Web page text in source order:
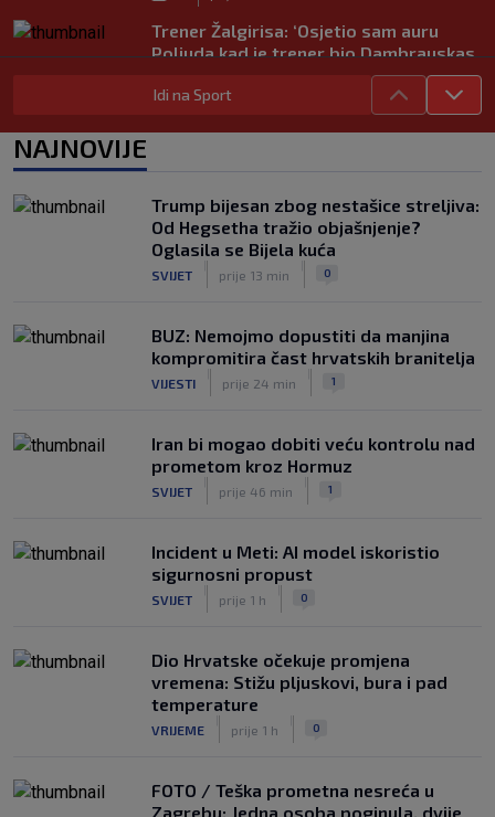
Trener Žalgirisa: ‘Osjetio sam auru
Poljuda kad je trener bio Dambrauskas.
Hajduk danas igra nestabilno’
SK
|
prije 4 h
Vatreni u Cityju sve bolji: ‘Kovačić
SK prije 4 h
Luis Figo žestoko prozvao Infantina:
‘Najniže, najlopovskije i kukavički
sebično ponašanje. Mora otići!’
Idi na Sport
NAJNOVIJE
Trump bijesan zbog nestašice streljiva:
Od Hegsetha tražio objašnjenje?
Oglasila se Bijela kuća
SVIJET prije 13 min 0
BUZ: Nemojmo dopustiti da manjina
kompromitira čast hrvatskih branitelja
VIJESTI prije 24 min 1
Iran bi mogao dobiti veću kontrolu nad
prometom kroz Hormuz
SVIJET prije 46 min 1
Incident u Meti: AI model iskoristio
sigurnosni propust
SVIJET prije 1 h 0
Dio Hrvatske očekuje promjena
vremena: Stižu pljuskovi, bura i pad
temperature
VRIJEME prije 1 h 0
FOTO / Teška prometna nesreća u
Zagrebu: Jedna osoba poginula, dvije